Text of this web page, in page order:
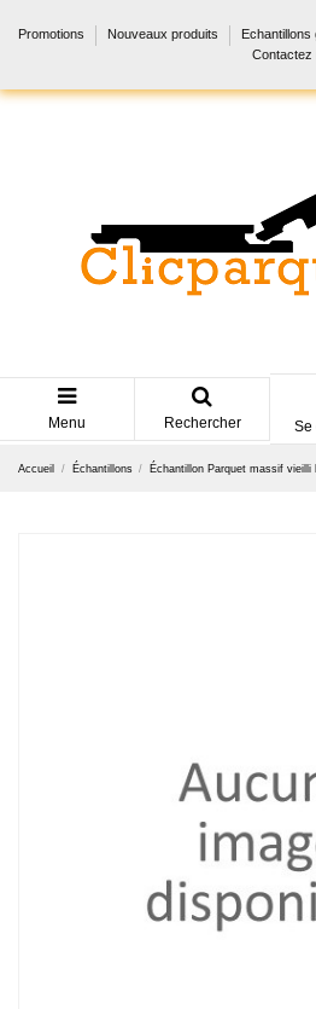
Promotions Nouveaux produits Echantillons
Contactez
Menu Rechercher Se
Accueil Échantillons Échantillon Parquet massif vieilli